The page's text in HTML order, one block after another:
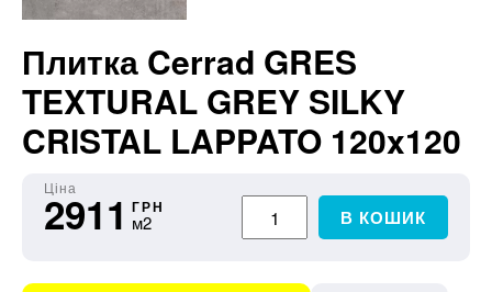
Плитка Cerrad GRES
TEXTURAL GREY SILKY
CRISTAL LAPPATO 120x120
Ціна
2911 ГРН
м2 В КОШИК